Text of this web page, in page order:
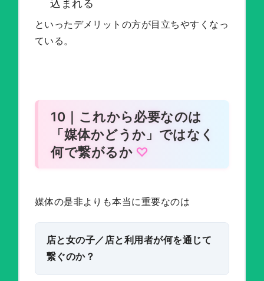
込まれる
といったデメリットの方が目立ちやすくなっ
ている。
10｜これから必要なのは
「媒体かどうか」ではなく
何で繋がるか
媒体の是非よりも本当に重要なのは
店と女の子／店と利用者が何を通じて
繋ぐのか？